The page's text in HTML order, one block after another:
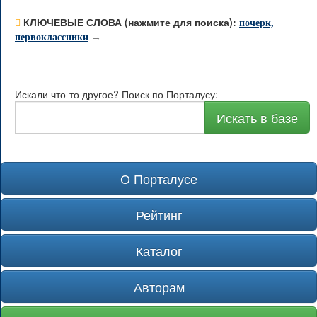
КЛЮЧЕВЫЕ СЛОВА (нажмите для поиска): почерк,
первоклассники →
Искали что-то другое? Поиск по Порталусу:
Искать в базе
О Порталусе
Рейтинг
Каталог
Авторам